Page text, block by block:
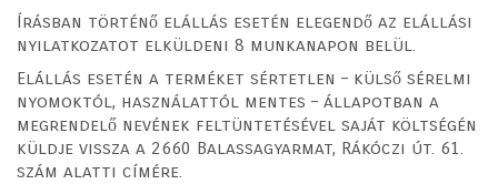
Írásban történő elállás esetén elegendő az elállási
nyilatkozatot elküldeni 8 munkanapon belül.
Elállás esetén a terméket sértetlen – külső sérelmi
nyomoktól, használattól mentes – állapotban a
megrendelő nevének feltüntetésével saját költségén
küldje vissza a 2660 Balassagyarmat, Rákóczi út. 61.
szám alatti címére.